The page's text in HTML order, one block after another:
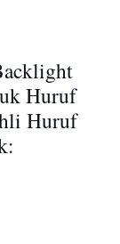
Huruf
Huruf